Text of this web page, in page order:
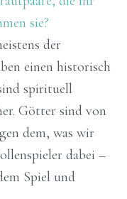
sie?
der
einen historisch
spirituell
Götter sind von
dem, was wir
dabei –
Spiel und